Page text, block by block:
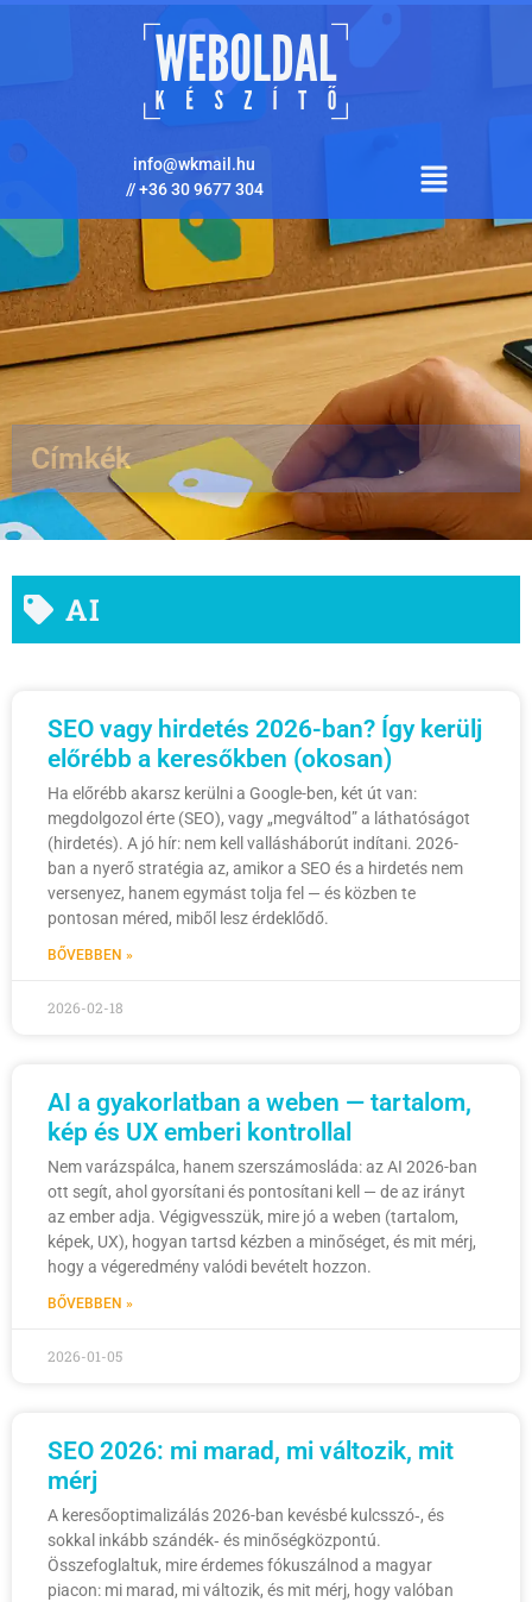
info@wkmail.hu
//+36 30 9677 304
Címkék
AI
SEO vagy hirdetés 2026-ban? Így kerülj
előrébb a keresőkben (okosan)
Ha előrébb akarsz kerülni a Google-ben, két út van:
megdolgozol érte (SEO), vagy „megváltod” a láthatóságot
(hirdetés). A jó hír: nem kell vallásháborút indítani. 2026-
ban a nyerő stratégia az, amikor a SEO és a hirdetés nem
versenyez, hanem egymást tolja fel — és közben te
pontosan méred, miből lesz érdeklődő.
BŐVEBBEN »
2026-02-18
AI a gyakorlatban a weben — tartalom,
kép és UX emberi kontrollal
Nem varázspálca, hanem szerszámosláda: az AI 2026-ban
ott segít, ahol gyorsítani és pontosítani kell — de az irányt
az ember adja. Végigvesszük, mire jó a weben (tartalom,
képek, UX), hogyan tartsd kézben a minőséget, és mit mérj,
hogy a végeredmény valódi bevételt hozzon.
BŐVEBBEN »
2026-01-05
SEO 2026: mi marad, mi változik, mit
mérj
A keresőoptimalizálás 2026-ban kevésbé kulcsszó‑, és
sokkal inkább szándék‑ és minőségközpontú.
Összefoglaltuk, mire érdemes fókuszálnod a magyar
piacon: mi marad, mi változik, és mit mérj, hogy valóban